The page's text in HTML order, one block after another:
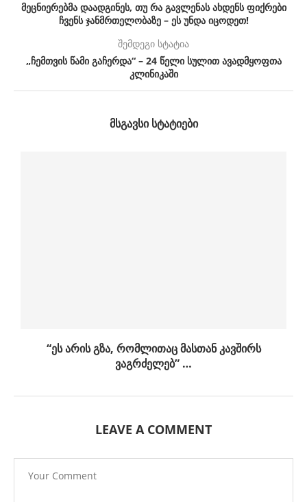
მეცნიერებმა დაადგინეს, თუ რა გავლენას ახდენს ფიქრები
ჩვენს ჯანმრთელობაზე – ეს უნდა იცოდეთ!
შემდეგი სტატია
„ჩემთვის წამი გაჩერდა“ – 24 წელი სულით ავადმყოფთა
კლინიკაში
ᲛᲡᲒᲐᲕᲡᲘ ᲡᲢᲐᲢᲘᲔᲑᲘ
“ეს არის გზა, რომლითაც მასთან კავშირს
ვაგრძელებ” …
LEAVE A COMMENT